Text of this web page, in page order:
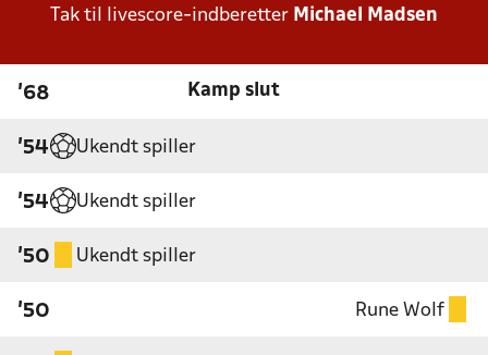
Tak til livescore-indberetter Michael Madsen
'68 Kamp slut
'54 Ukendt spiller
'54 Ukendt spiller
'50 Ukendt spiller
'50 Rune Wolf